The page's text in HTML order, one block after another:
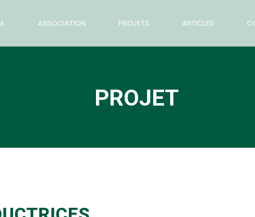
ASSOCIATION PROJETS ARTICLES
PROJET